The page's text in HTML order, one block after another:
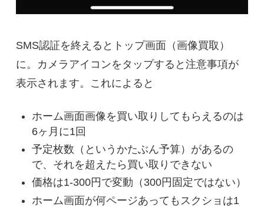
SMS認証を終えるとトップ画面（画像買取）
に。カメラアイコンをタップすると注意事項が
表示されます。これによると
ホーム画面画像を買い取りしてもらえるのは
6ヶ月に1回
予定枚数（というかたぶん予算）があるの
で、それを超えたら買い取りできない
価格は1-300円で変動（300円固定ではない）
ホーム画面が何ページあってもスクショは1